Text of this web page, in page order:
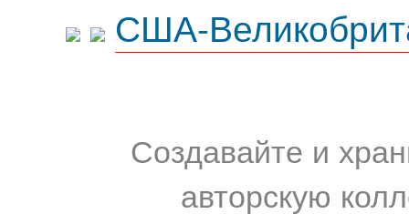
США-
Создавайте и
авторскую